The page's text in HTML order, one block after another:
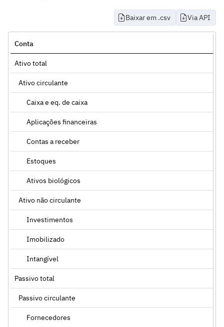
Baixar em .csv Via API
Conta
Ativo total
Ativo circulante
Caixa e eq. de caixa
Aplicações financeiras
Contas a receber
Estoques
Ativos biológicos
Ativo não circulante
Investimentos
Imobilizado
Intangível
Passivo total
Passivo circulante
Fornecedores